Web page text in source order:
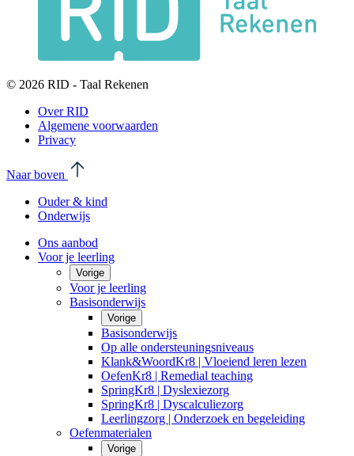
© 2026 RID - Taal Rekenen
Over RID
Algemene voorwaarden
Privacy
Naar boven
Ouder & kind
Onderwijs
Ons aanbod
Voor je leerling
Vorige
Voor je leerling
Basisonderwijs
Vorige
Basisonderwijs
Op alle ondersteuningsniveaus
Klank&WoordKr8 | Vloeiend leren lezen
OefenKr8 | Remedial teaching
SpringKr8 | Dyslexiezorg
SpringKr8 | Dyscalculiezorg
Leerlingzorg | Onderzoek en begeleiding
Oefenmaterialen
Vorige